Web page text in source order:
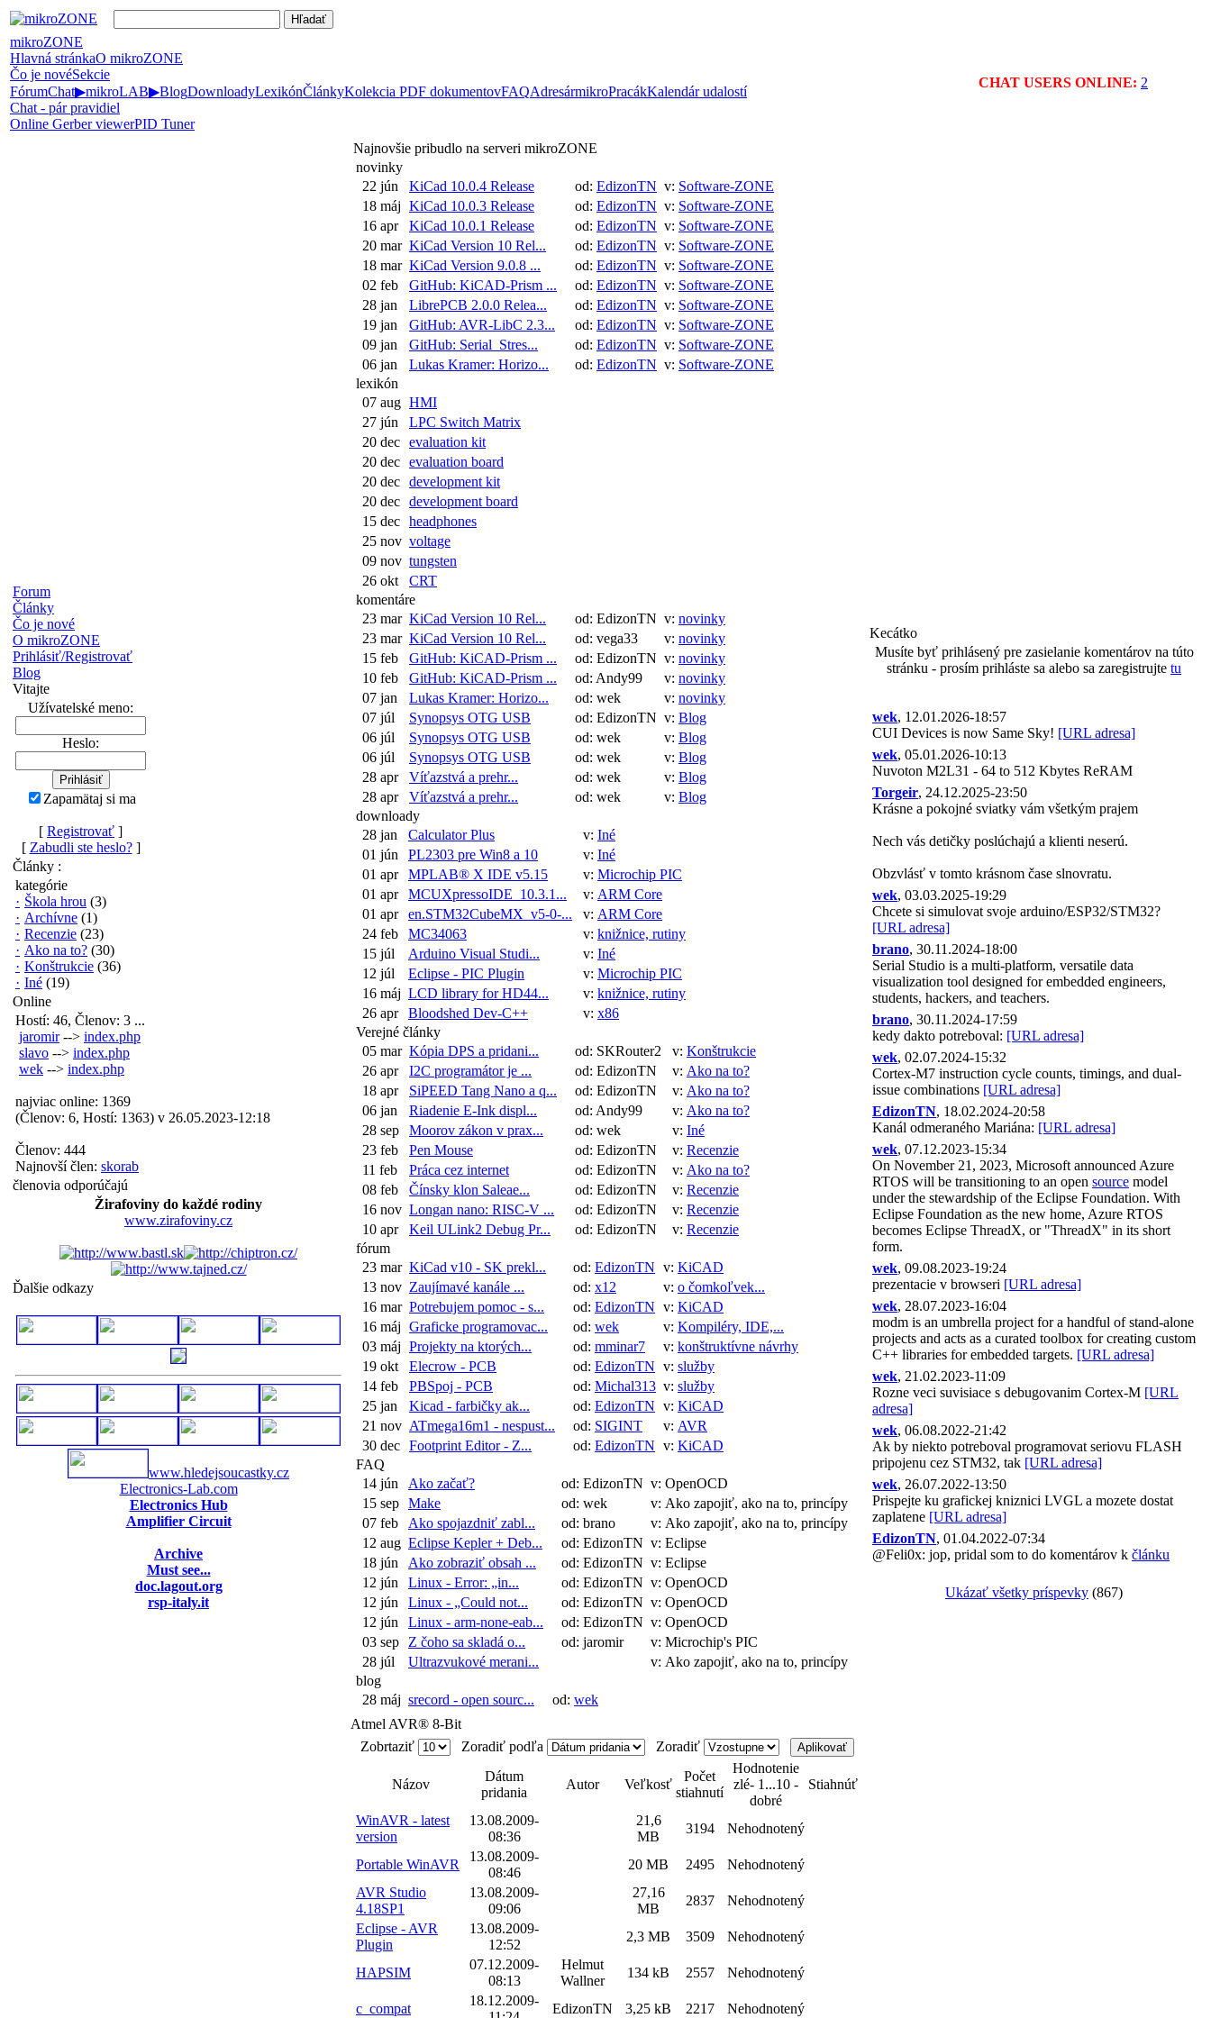
mikroZONE
Hlavná stránkaO mikroZONE
Čo je novéSekcie
FórumChat▶mikroLAB▶BlogDownloadyLexikónČlánkyKolekcia PDF dokumentovFAQAdresármikroPracákKalendár udalostí
Chat - pár pravidiel
Online Gerber viewerPID Tuner
CHAT USERS ONLINE: 2
Forum
Články
Čo je nové
O mikroZONE
Prihlásiť/Registrovať
Blog
Vitajte
Užívatelské meno:
Heslo:
Zapamätaj si ma
[ Registrovať ]
[ Zabudli ste heslo?]
Články :
kategórie
· Škola hrou (3)
· Archívne (1)
· Recenzie (23)
· Ako na to? (30)
· Konštrukcie (36)
· Iné (19)
Online
Hostí: 46, Členov: 3 ...
jaromir--> index.php
slavo --> index.php
wek --> index.php
najviac online: 1369
(Členov: 6, Hostí: 1363) v 26.05.2023-12:18
Členov: 444
Najnovší člen: skorab
členovia odporúčajú
Žirafoviny do každé rodiny
www.zirafoviny.cz
Ďalšie odkazy
www.hledejsoucastky.cz
Electronics-Lab.com
Electronics Hub
Amplifier Circuit
Archive
Must see...
doc.lagout.org
rsp-italy.it
Najnovšie pribudlo na serveri mikroZONE
novinky
22 jún
KiCad 10.0.4 Release od: EdizonTN v: Software-ZONE
18 máj KiCad 10.0.3 Release od: EdizonTN v: Software-ZONE
16 apr
KiCad 10.0.1 Release od: EdizonTN v: Software-ZONE
20 mar KiCad Version 10 Rel... od: EdizonTN v: Software-ZONE
18 mar KiCad Version 9.0.8 ... od: EdizonTN v: Software-ZONE
02 feb
GitHub: KiCAD-Prism ... od: EdizonTN v: Software-ZONE
28 jan
LibrePCB 2.0.0 Relea... od: EdizonTN v: Software-ZONE
19 jan
GitHub: AVR-LibC 2.3... od: EdizonTN v: Software-ZONE
09 jan
GitHub: Serial_Stres... od: EdizonTN v: Software-ZONE
06 jan
Lukas Kramer: Horizo... od: EdizonTN v: Software-ZONE
lexikón
07 aug HMI
27 jún
LPC Switch Matrix
20 dec evaluation kit
20 dec evaluation board
20 dec development kit
20 dec development board
15 dec headphones
25 nov voltage
09 nov tungsten
26 okt
CRT
komentáre
23 mar KiCad Version 10 Rel... od: EdizonTN v: novinky
23 mar KiCad Version 10 Rel... od: vega33 v: novinky
15 feb
GitHub: KiCAD-Prism ... od: EdizonTN v: novinky
10 feb
GitHub: KiCAD-Prism ... od: Andy99 v: novinky
07 jan
Lukas Kramer: Horizo... od: wek v: novinky
07 júl
Synopsys OTG USB od: EdizonTN v: Blog
06 júl
Synopsys OTG USB od: wek v: Blog
06 júl
Synopsys OTG USB od: wek v: Blog
28 apr
Víťazstvá a prehr... od: wek v: Blog
28 apr
Víťazstvá a prehr... od: wek v: Blog
downloady
28 jan
Calculator Plus v: Iné
01 jún
PL2303 pre Win8 a 10 v: Iné
01 apr
MPLAB® X IDE v5.15 v: Microchip PIC
01 apr
MCUXpressoIDE_10.3.1... v: ARM Core
01 apr
en.STM32CubeMX_v5-0-... v: ARM Core
24 feb
MC34063 v: knižnice, rutiny
15 júl
Arduino Visual Studi... v: Iné
12 júl
Eclipse - PIC Plugin v: Microchip PIC
16 máj LCD library for HD44... v: knižnice, rutiny
26 apr
Bloodshed Dev-C++ v: x86
Verejné články
05 mar Kópia DPS a pridani... od: SKRouter2 v: Konštrukcie
26 apr
I2C programátor je ... od: EdizonTN v: Ako na to?
18 apr
SiPEED Tang Nano a q... od: EdizonTN v: Ako na to?
06 jan
Riadenie E-Ink displ... od: Andy99 v: Ako na to?
28 sep
Moorov zákon v prax... od: wek v: Iné
23 feb
Pen Mouse od: EdizonTN v: Recenzie
11 feb
Práca cez internet od: EdizonTN v: Ako na to?
08 feb
Čínsky klon Saleae... od: EdizonTN v: Recenzie
16 nov Longan nano: RISC-V ... od: EdizonTN v: Recenzie
10 apr
Keil ULink2 Debug Pr... od: EdizonTN v: Recenzie
fórum
23 mar KiCad v10 - SK prekl... od: EdizonTN v: KiCAD
13 nov Zaujímavé kanále ... od: x12 v: o čomkoľvek...
16 mar Potrebujem pomoc - s... od: EdizonTN v: KiCAD
16 máj Graficke programovac... od: wek v: Kompiléry, IDE,...
03 máj Projekty na ktorých... od: mminar7 v: konštruktívne návrhy
19 okt
Elecrow - PCB od: EdizonTN v: služby
14 feb
PBSpoj - PCB od: Michal313 v: služby
25 jan
Kicad - farbičky ak... od: EdizonTN v: KiCAD
21 nov ATmega16m1 - nespust... od: SIGINT v: AVR
30 dec Footprint Editor - Z... od: EdizonTN v: KiCAD
FAQ
14 jún
Ako začať? od: EdizonTN v: OpenOCD
15 sep Make od: wek
v: Ako zapojiť, ako na to, princípy
07 feb
Ako spojazdniť zabl... od: brano
v: Ako zapojiť, ako na to, princípy
12 aug Eclipse Kepler + Deb... od: EdizonTN v: Eclipse
18 jún
Ako zobraziť obsah ... od: EdizonTN v: Eclipse
12 jún
Linux - Error: „in... od: EdizonTN v: OpenOCD
12 jún
Linux - „Could not... od: EdizonTN v: OpenOCD
12 jún
Linux - arm-none-eab... od: EdizonTN v: OpenOCD
03 sep
Z čoho sa skladá o... od: jaromir
v: Microchip's PIC
28 júl
Ultrazvukové merani...
v: Ako zapojiť, ako na to, princípy
blog
28 máj srecord - open sourc... od: wek
Atmel AVR® 8-Bit
Zobrtaziť
Zoradiť podľa Zoradiť
Názov
Dátum
pridania
Autor Veľkosť
Počet
stiahnutí
Hodnotenie
zlé- 1...10 -
dobré
Stiahnúť
WinAVR - latest
version
13.08.2009-
08:36
21,6
MB
3194 Nehodnotený
Portable WinAVR
13.08.2009-
08:46
20 MB 2495
Nehodnotený
AVR Studio
4.18SP1
13.08.2009-
09:06
27,16
MB
2837
Nehodnotený
Eclipse - AVR
Plugin
13.08.2009-
12:52
2,3 MB 3509 Nehodnotený
HAPSIM
07.12.2009-
08:13
Helmut
Wallner
134 kB 2557 Nehodnotený
c_compat
18.12.2009-
EdizonTN 3,25 kB 2217 Nehodnotený
Kecátko
Musíte byť prihlásený pre zasielanie komentárov na túto
stránku - prosím prihláste sa alebo sa zaregistrujte tu
wek, 12.01.2026-18:57
CUI Devices is now Same Sky! [URL adresa]
wek, 05.01.2026-10:13
Nuvoton M2L31 - 64 to 512 Kbytes ReRAM
Torgeir, 24.12.2025-23:50
Krásne a pokojné sviatky vám všetkým prajem
Nech vás detičky poslúchajú a klienti neserú.
Obzvlásť v tomto krásnom čase slnovratu.
wek, 03.03.2025-19:29
Chcete si simulovat svoje arduino/ESP32/STM32?
[URL adresa]
brano, 30.11.2024-18:00
Serial Studio is a multi-platform, versatile data
visualization tool designed for embedded engineers,
students, hackers, and teachers.
brano, 30.11.2024-17:59
kedy dakto potreboval: [URL adresa]
wek, 02.07.2024-15:32
Cortex-M7 instruction cycle counts, timings, and dual-
issue combinations [URL adresa]
EdizonTN, 18.02.2024-20:58
Kanál odmeraného Mariána: [URL adresa]
wek, 07.12.2023-15:34
On November 21, 2023, Microsoft announced Azure
RTOS will be transitioning to an open source model
under the stewardship of the Eclipse Foundation. With
Eclipse Foundation as the new home, Azure RTOS
becomes Eclipse ThreadX, or "ThreadX" in its short
form.
wek, 09.08.2023-19:24
prezentacie v browseri [URL adresa]
wek, 28.07.2023-16:04
modm is an umbrella project for a handful of stand-alone
projects and acts as a curated toolbox for creating custom
C++ libraries for embedded targets. [URL adresa]
wek, 21.02.2023-11:09
Rozne veci suvisiace s debugovanim Cortex-M [URL
adresa]
wek, 06.08.2022-21:42
Ak by niekto potreboval programovat seriovu FLASH
pripojenu cez STM32, tak [URL adresa]
wek, 26.07.2022-13:50
Prispejte ku grafickej kniznici LVGL a mozete dostat
zaplatene [URL adresa]
EdizonTN, 01.04.2022-07:34
@Feli0x: jop, pridal som to do komentárov k článku
Ukázať všetky príspevky (867)